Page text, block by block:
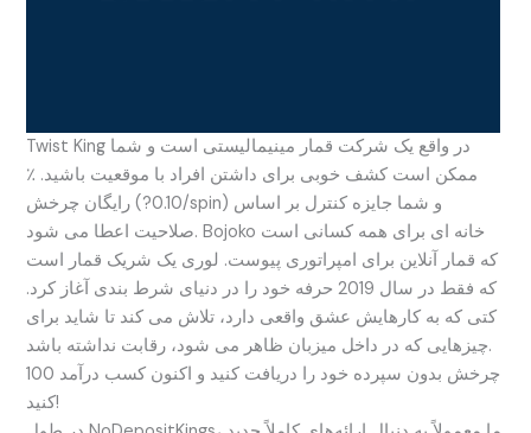
Twist King در واقع یک شرکت قمار مینیمالیستی است و شما
ممکن است کشف خوبی برای داشتن افراد با موقعیت باشید. ٪
رایگان چرخش (?0.10/spin) و شما جایزه کنترل بر اساس
صلاحیت اعطا می شود. Bojoko خانه ای برای همه کسانی است
که قمار آنلاین برای امپراتوری پیوست. لوری یک شریک قمار است
که فقط در سال 2019 حرفه خود را در دنیای شرط بندی آغاز کرد.
کتی که به کارهایش عشق واقعی دارد، تلاش می کند تا شاید برای
چیزهایی که در داخل میزبان ظاهر می شود، رقابت نداشته باشد.
100 چرخش بدون سپرده خود را دریافت کنید و اکنون کسب درآمد
کنید!